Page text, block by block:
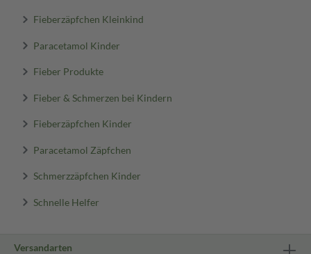
Fieberzäpfchen Kleinkind
Paracetamol Kinder
Fieber Produkte
Fieber & Schmerzen bei Kindern
Fieberzäpfchen Kinder
Paracetamol Zäpfchen
Schmerzzäpfchen Kinder
Schnelle Helfer
Versandarten